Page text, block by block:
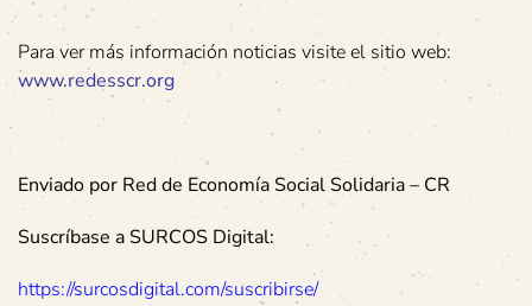
Para ver más información noticias visite el sitio web:
www.redesscr.org
Enviado por Red de Economía Social Solidaria – CR
Suscríbase a SURCOS Digital:
https://surcosdigital.com/suscribirse/